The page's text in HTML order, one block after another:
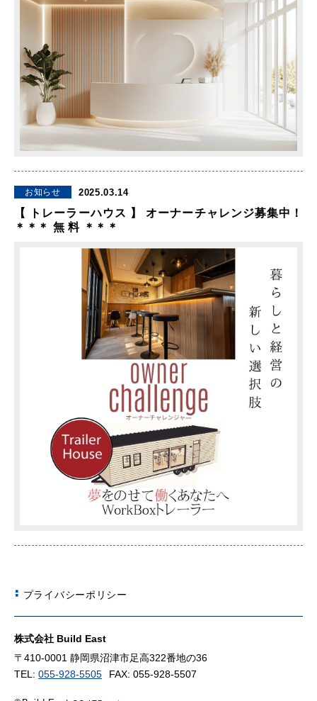
お知らせ 2025.03.14
【 トレーラーハウス 】 オーナーチャレンジ募集中！
＊＊＊ 無 料 ＊＊＊
プライバシーポリシー
株式会社 Build East
〒410-0001 静岡県沼津市足高322番地の36
TEL: 055-928-5505 FAX: 055-928-5507